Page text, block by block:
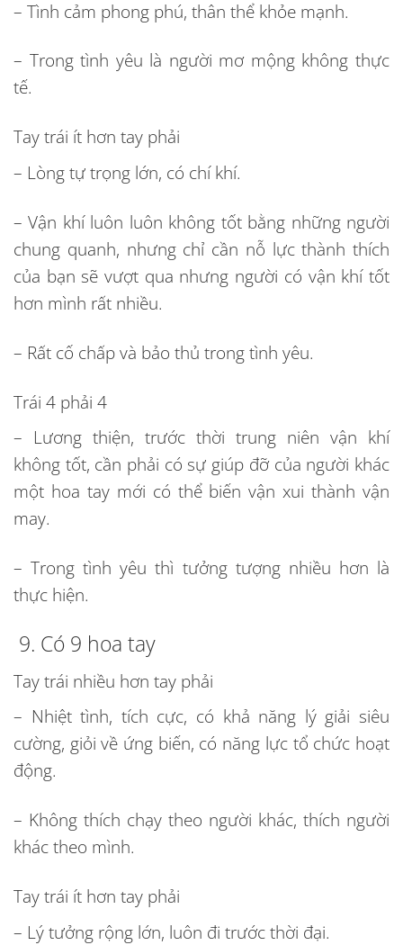
– Tình cảm phong phú, thân thể khỏe mạnh.
– Trong tình yêu là người mơ mộng không thực
tế.
Tay trái ít hơn tay phải
– Lòng tự trọng lớn, có chí khí.
– Vận khí luôn luôn không tốt bằng những người
chung quanh, nhưng chỉ cần nỗ lực thành thích
của bạn sẽ vượt qua nhưng người có vận khí tốt
hơn mình rất nhiều.
– Rất cố chấp và bảo thủ trong tình yêu.
Trái 4 phải 4
– Lương thiện, trước thời trung niên vận khí
không tốt, cần phải có sự giúp đỡ của người khác
một hoa tay mới có thể biến vận xui thành vận
may.
– Trong tình yêu thì tưởng tượng nhiều hơn là
thực hiện.
9. Có 9 hoa tay
Tay trái nhiều hơn tay phải
– Nhiệt tình, tích cực, có khả năng lý giải siêu
cường, giỏi về ứng biến, có năng lực tổ chức hoạt
động.
– Không thích chạy theo người khác, thích người
khác theo mình.
Tay trái ít hơn tay phải
– Lý tưởng rộng lớn, luôn đi trước thời đại.